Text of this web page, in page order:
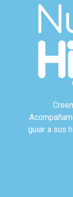
guiar a sus